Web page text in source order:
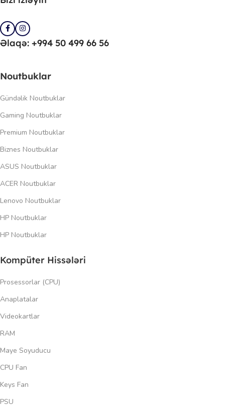
Əlaqə: +994 50 499 66 56
Noutbuklar
Gündəlik Noutbuklar
Gaming Noutbuklar
Premium Noutbuklar
Biznes Noutbuklar
ASUS Noutbuklar
ACER Noutbuklar
Lenovo Noutbuklar
HP Noutbuklar
HP Noutbuklar
Kompüter Hissələri
Prosessorlar (CPU)
Anaplatalar
Videokartlar
RAM
Maye Soyuducu
CPU Fan
Keys Fan
PSU